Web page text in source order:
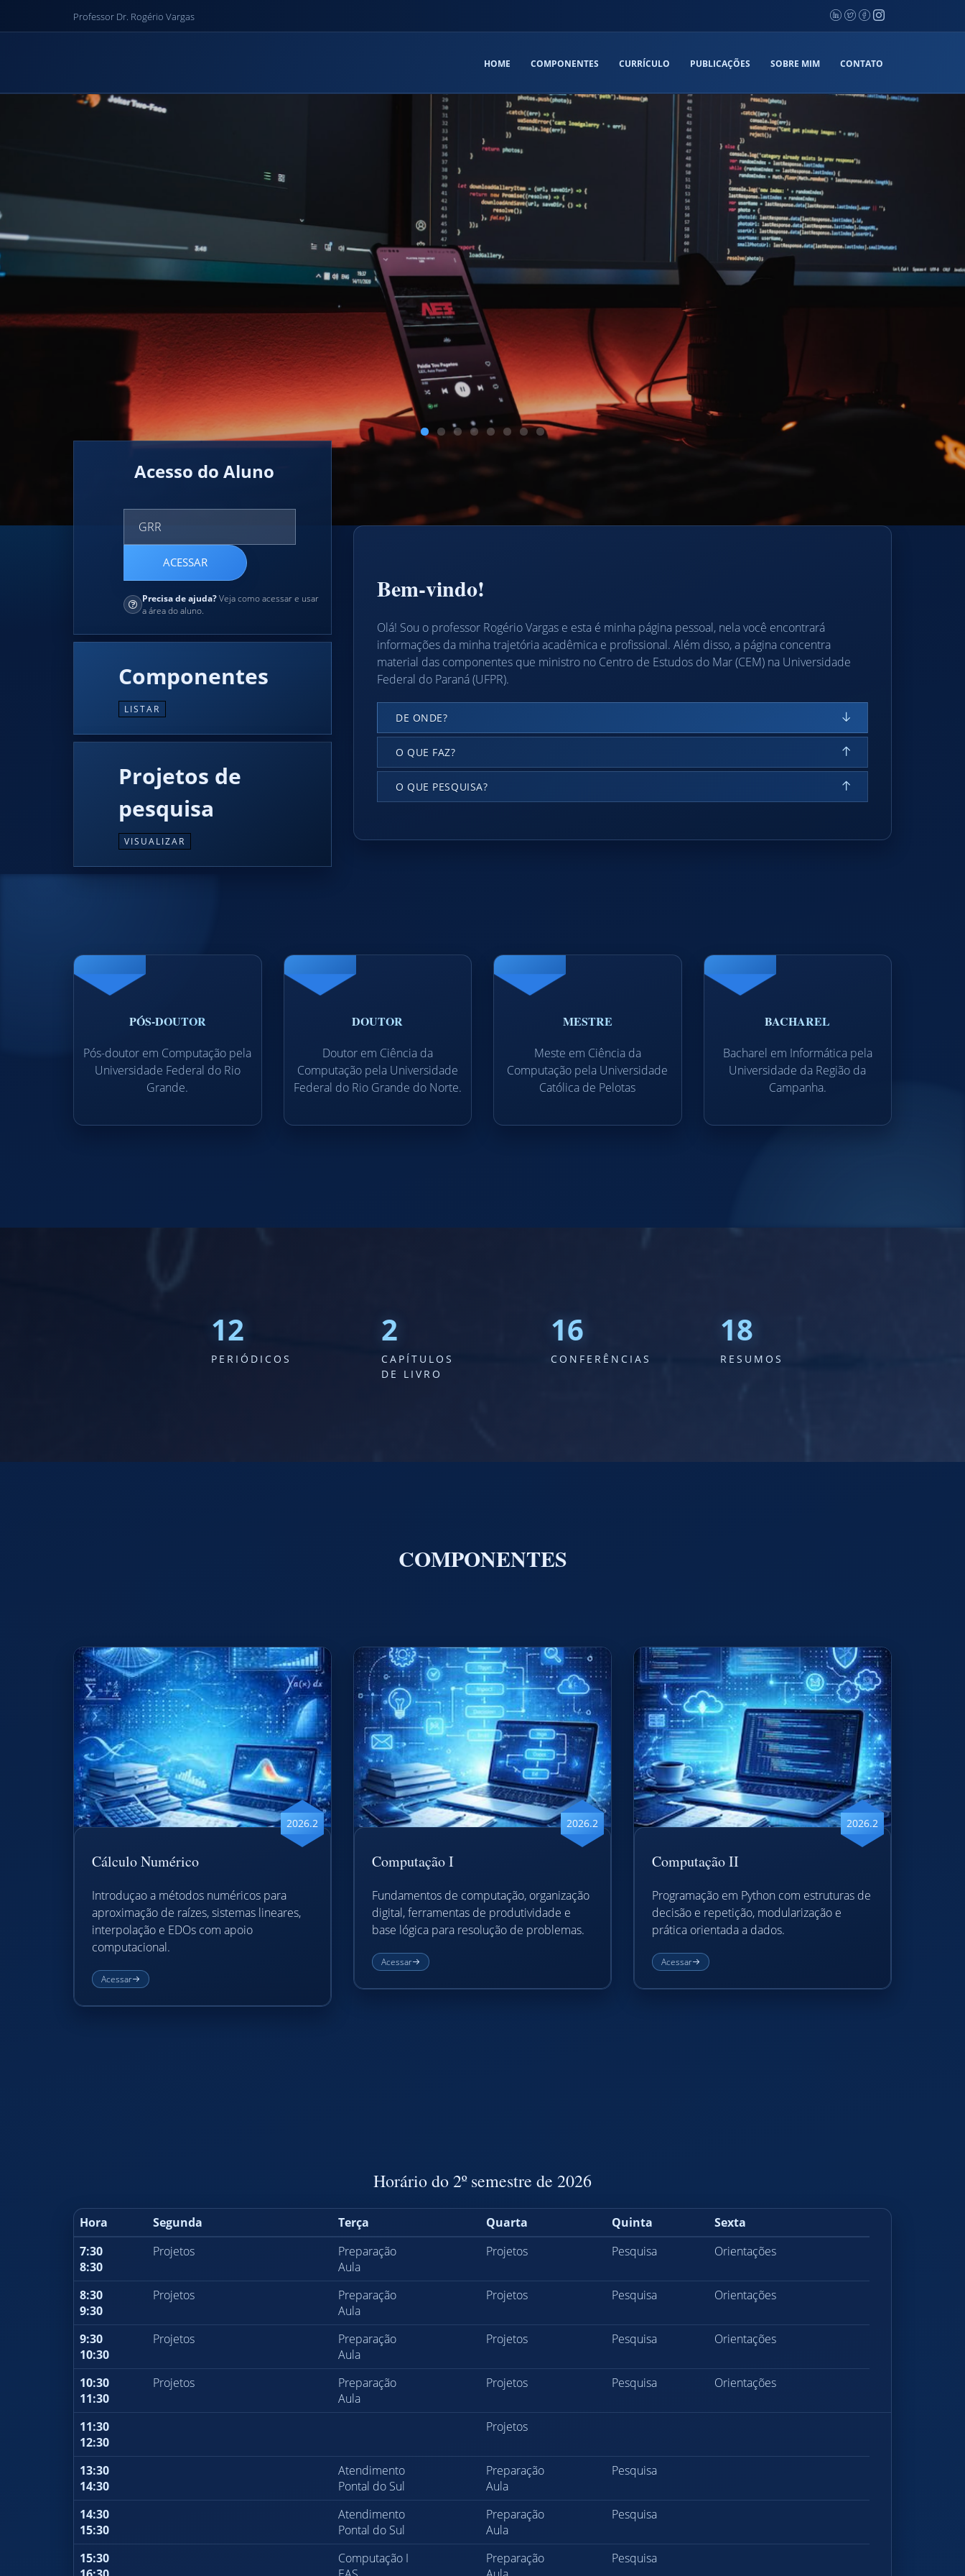
Professor Dr. Rogério Vargas
HOME COMPONENTES CURRÍCULO PUBLICAÇÕES SOBRE MIM CONTATO
Acesso do Aluno
ACESSAR
Precisa de ajuda?Veja como acessar e usar
a área do aluno.
Componentes
LISTAR
Projetos de
pesquisa
VISUALIZAR
Bem-vindo!
Olá! Sou o professor Rogério Vargas e esta é minha página pessoal, nela você encontrará
informações da minha trajetória acadêmica e profissional. Além disso, a página concentra
material das componentes que ministro no Centro de Estudos do Mar (CEM) na Universidade
Federal do Paraná (UFPR).
DE ONDE?
O QUE FAZ?
O QUE PESQUISA?
PÓS-DOUTOR
Pós-doutor em Computação pela
Universidade Federal do Rio
Grande.
DOUTOR
Doutor em Ciência da
Computação pela Universidade
Federal do Rio Grande do Norte.
MESTRE
Meste em Ciência da
Computação pela Universidade
Católica de Pelotas
BACHAREL
Bacharel em Informática pela
Universidade da Região da
Campanha.
23
PERIÓDICOS
4
CAPÍTULOS
DE LIVRO
31
CONFERÊNCIAS
37
RESUMOS
COMPONENTES
2026.2
Cálculo Numérico
Introduçao a métodos numéricos para
aproximação de raízes, sistemas lineares,
interpolação e EDOs com apoio
computacional.
Acessar
2026.2
Computação I
Fundamentos de computação, organização
digital, ferramentas de produtividade e
base lógica para resolução de problemas.
Acessar
2026.2
Computação II
Programação em Python com estruturas de
decisão e repetição, modularização e
prática orientada a dados.
Acessar
Horário do 2º semestre de 2026
Hora Segunda Terça Quarta Quinta
Sexta
7:30
8:30
Projetos
Preparação
Aula
Projetos Pesquisa Orientações
8:30
9:30
Projetos
Preparação
Aula
Projetos Pesquisa Orientações
9:30
10:30
Projetos
Preparação
Aula
Projetos Pesquisa Orientações
10:30
11:30
Projetos
Preparação
Aula
Projetos Pesquisa Orientações
11:30
12:30
Projetos
13:30
14:30
Atendimento
Pontal do Sul
Preparação
Aula
Pesquisa
14:30
15:30
Atendimento
Pontal do Sul
Preparação
Aula
Pesquisa
15:30
Computação I
Preparação
Pesquisa